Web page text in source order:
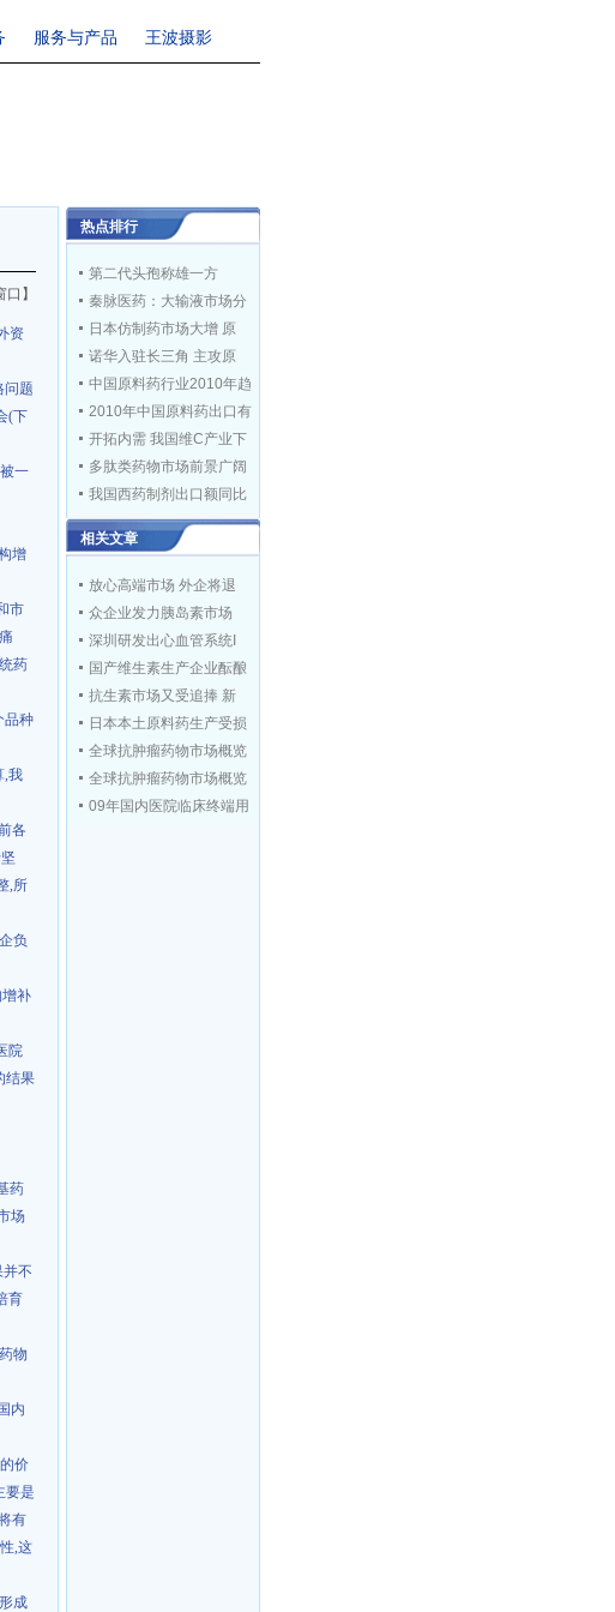
服务与产品 王波摄影
口】
资
问题
(下
一
增
市
药
品种
,我
各
,所
负
补
院
结果
药
场
并不
育
物
内
价
要是
有
,这
成
热点排行
第二代头孢称雄一方
秦脉医药：大输液市场分
日本仿制药市场大增 原
诺华入驻长三角 主攻原
中国原料药行业2010年趋
2010年中国原料药出口有
开拓内需 我国维C产业下
多肽类药物市场前景广阔
我国西药制剂出口额同比
国外贸易保护重重 外贸
相关文章
放心高端市场 外企将退
众企业发力胰岛素市场
深圳研发出心血管系统I
国产维生素生产企业酝酿
抗生素市场又受追捧 新
日本本土原料药生产受损
全球抗肿瘤药物市场概览
全球抗肿瘤药物市场概览
09年国内医院临床终端用